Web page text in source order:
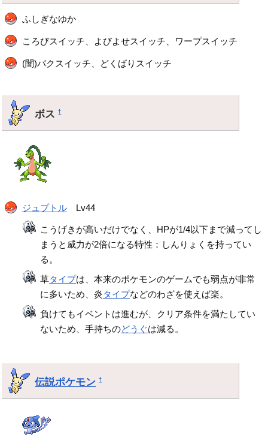
ふしぎなゆか
ころびスイッチ、よびよせスイッチ、ワープスイッチ
(闇)バクスイッチ、どくばりスイッチ
ボス†
ジュプトルLv44
こうげきが高いだけでなく、HPが1/4以下まで減ってし
まうと威力が2倍になる特性：しんりょくを持ってい
る。
草タイプは、本来のポケモンのゲームでも弱点が非常
に多いため、炎タイプなどのわざを使えば楽。
負けてもイベントは進むが、クリア条件を満たしてい
ないため、手持ちのどうぐは減る。
伝説ポケモン †